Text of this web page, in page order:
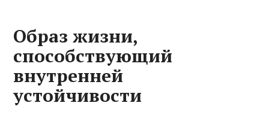
Образ жизни,
способствующий
внутренней
устойчивости